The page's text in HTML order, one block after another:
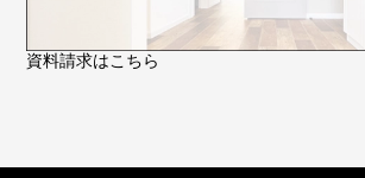
資料請求はこちら